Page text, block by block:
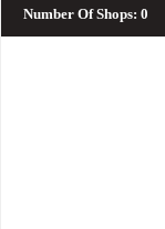
Number Of Shops: 0